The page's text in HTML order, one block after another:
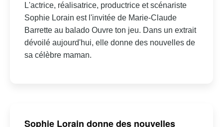
L'actrice, réalisatrice, productrice et scénariste
Sophie Lorain est l'invitée de Marie-Claude
Barrette au balado Ouvre ton jeu. Dans un extrait
dévoilé aujourd'hui, elle donne des nouvelles de
sa célèbre maman.
Sophie Lorain donne des nouvelles